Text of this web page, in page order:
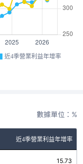
近4季營業利益年增率
數據單位：%
近4季營業利益年增率
15.73